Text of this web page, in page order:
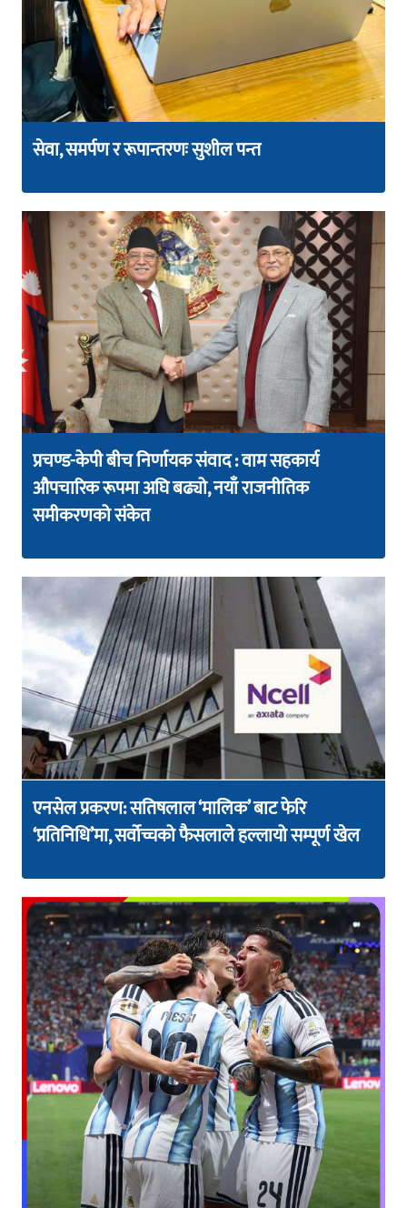
सेवा, समर्पण र रूपान्तरणः सुशील पन्त
प्रचण्ड-केपी बीच निर्णायक संवाद : वाम सहकार्य
औपचारिक रूपमा अघि बढ्यो, नयाँ राजनीतिक
समीकरणको संकेत
एनसेल प्रकरण: सतिषलाल ‘मालिक’ बाट फेरि
‘प्रतिनिधि’मा, सर्वोच्चको फैसलाले हल्लायो सम्पूर्ण खेल